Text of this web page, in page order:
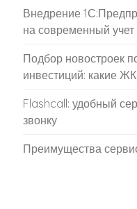
Внедрение
на современный учет
Подбор новостроек
инвестиций: какие
Flashcall: удобный
звонку
Преимущества